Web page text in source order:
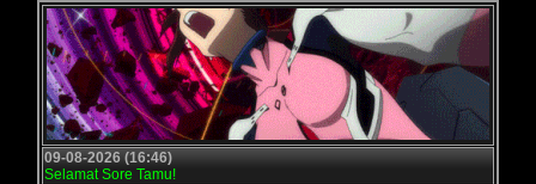
09-08-2026 (16:46)
Selamat Sore Tamu!